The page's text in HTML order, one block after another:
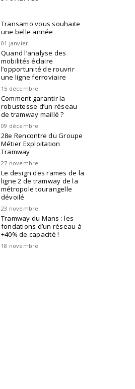
Transamo vous souhaite
une belle année
01 janvier
Quand l’analyse des
mobilités éclaire
l’opportunité de rouvrir
une ligne ferroviaire
15 décembre
Comment garantir la
robustesse d’un réseau
de tramway maillé ?
09 décembre
28e Rencontre du Groupe
Métier Exploitation
Tramway
27 novembre
Le design des rames de la
ligne 2 de tramway de la
métropole tourangelle
dévoilé
23 novembre
Tramway du Mans : les
fondations d’un réseau à
+40% de capacité !
18 novembre